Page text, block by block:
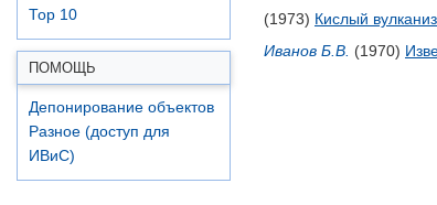
Top 10
ПОМОЩЬ
Депонирование объектов
Разное (доступ для
ИВиС)
(1973) Кислый
Иванов Б.В. (1970)